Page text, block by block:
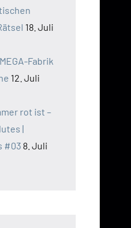
18. Juli
Fabrik
12. Juli
rot ist –
|
#03 8. Juli